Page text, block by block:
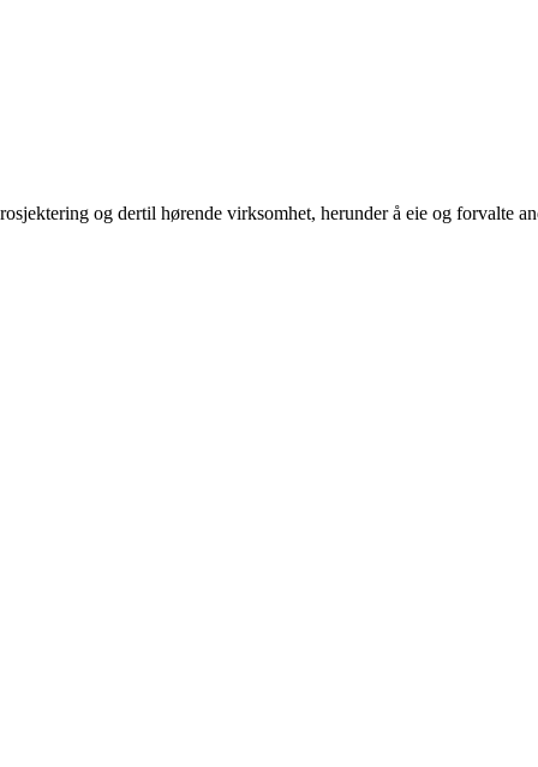
og dertil hørende virksomhet, herunder å eie og forvalte